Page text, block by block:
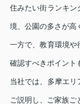
住みたい街ランキン
境、公園の多さが高
一方で、教育環境や
確認すべきポイント
当社では、多摩エリ
ご説明し、ご家族ご